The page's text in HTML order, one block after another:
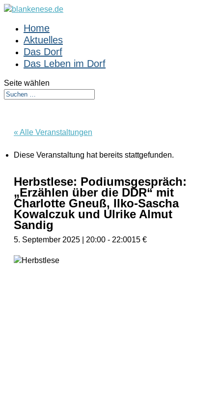
Home
Aktuelles
Das Dorf
Das Leben im Dorf
Seite wählen
« Alle Veranstaltungen
Diese Veranstaltung hat bereits stattgefunden.
Herbstlese: Podiumsgespräch:
„Erzählen über die DDR“ mit
Charlotte Gneuß, Ilko-Sascha
Kowalczuk und Ulrike Almut
Sandig
5. September 2025 | 20:00 - 22:0015 €